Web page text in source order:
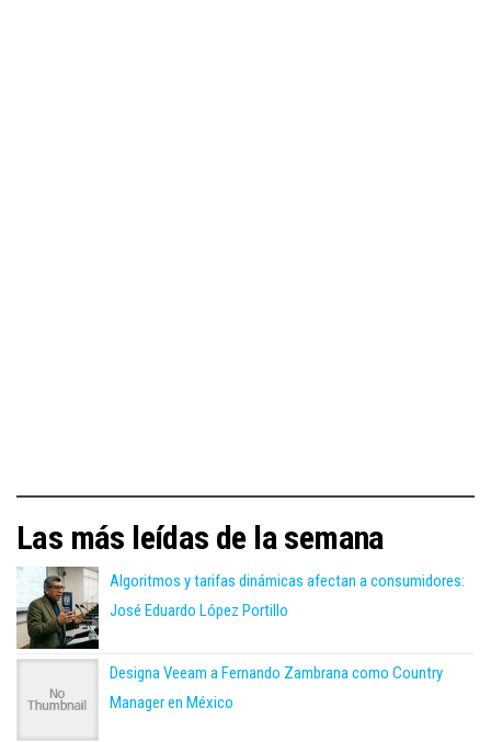
Las más leídas de la semana
Algoritmos y tarifas dinámicas afectan a consumidores:
José Eduardo López Portillo
Designa Veeam a Fernando Zambrana como Country
Manager en México